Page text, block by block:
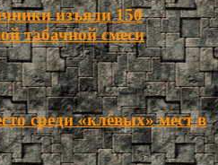
изъяли 150
табачной смеси
среди «клёвых» мест в